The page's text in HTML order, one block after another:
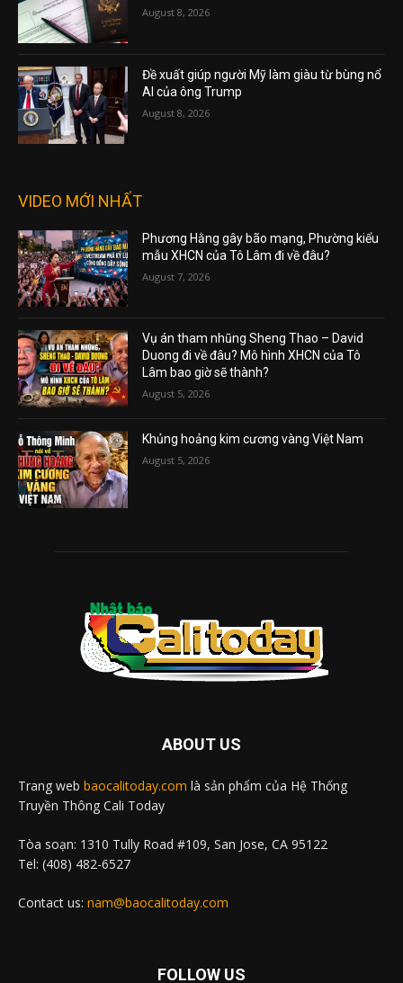
August 8, 2026
Đề xuất giúp người Mỹ làm giàu từ bùng nổ
AI của ông Trump
August 8, 2026
VIDEO MỚI NHẤT
Phương Hằng gây bão mạng, Phường kiểu
mẫu XHCN của Tô Lâm đi về đâu?
August 7, 2026
Vụ án tham nhũng Sheng Thao – David
Duong đi về đâu? Mô hình XHCN của Tô
Lâm bao giờ sẽ thành?
August 5, 2026
Khủng hoảng kim cương vàng Việt Nam
August 5, 2026
ABOUT US
Trang web baocalitoday.com là sản phẩm của Hệ Thống
Truyền Thông Cali Today
Tòa soạn: 1310 Tully Road #109, San Jose, CA 95122
Tel: (408) 482-6527
Contact us: nam@baocalitoday.com
FOLLOW US